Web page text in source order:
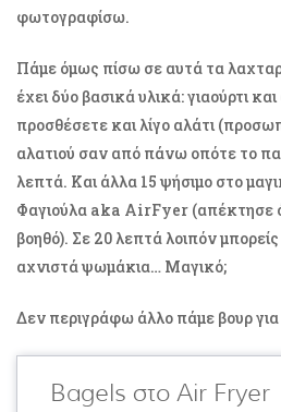
φωτογραφίσω.
Πάμε όμως πίσω σε αυτά τα
έχει δύο βασικά υλικά: γιαούρτι
προσθέσετε και λίγο αλάτι
αλατιού σαν από πάνω οπότε το
λεπτά. Και άλλα 15 ψήσιμο στο
Φαγιούλα aka AirFyer (απέκτησε
βοηθό). Σε 20 λεπτά λοιπόν
αχνιστά ψωμάκια… Μαγικό;
Δεν περιγράφω άλλο πάμε βουρ
Bagels στο Air Fryer